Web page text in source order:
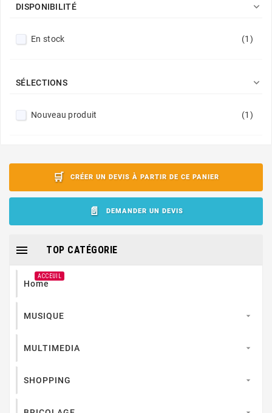
DISPONIBILITÉ 
En stock (1)
SÉLECTIONS 
Nouveau produit (1)
CRÉER UN DEVIS À PARTIR DE CE PANIER
DEMANDER UN DEVIS
TOP CATÉGORIE

Home
ACCEUIL
MUSIQUE 
MULTIMEDIA 
SHOPPING 